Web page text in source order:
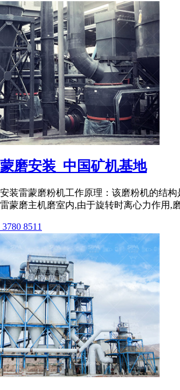
磨安装_中国矿机基地
装雷蒙磨粉机工作原理：该磨粉机的结
蒙磨主机磨室内,由于旋转时离心力作用,
8511